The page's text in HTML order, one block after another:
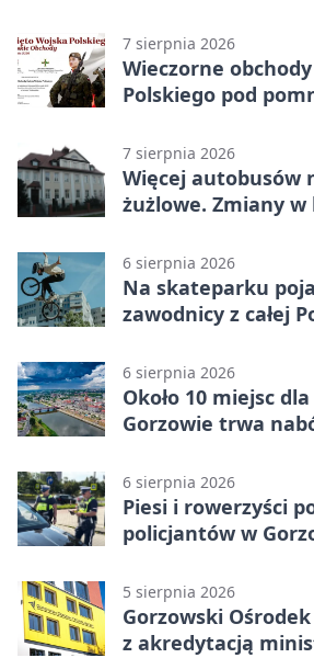
7 sierpnia 2026
Wieczorne
Polskiego pod
7 sierpnia 2026
Więcej autobusów
żużlowe. Zmiany
6 sierpnia 2026
Na skateparku
zawodnicy z całej
6 sierpnia 2026
Około 10 miejsc
Gorzowie trwa
6 sierpnia 2026
Piesi i rowerzyści
policjantów w
5 sierpnia 2026
Gorzowski
z akredytacją